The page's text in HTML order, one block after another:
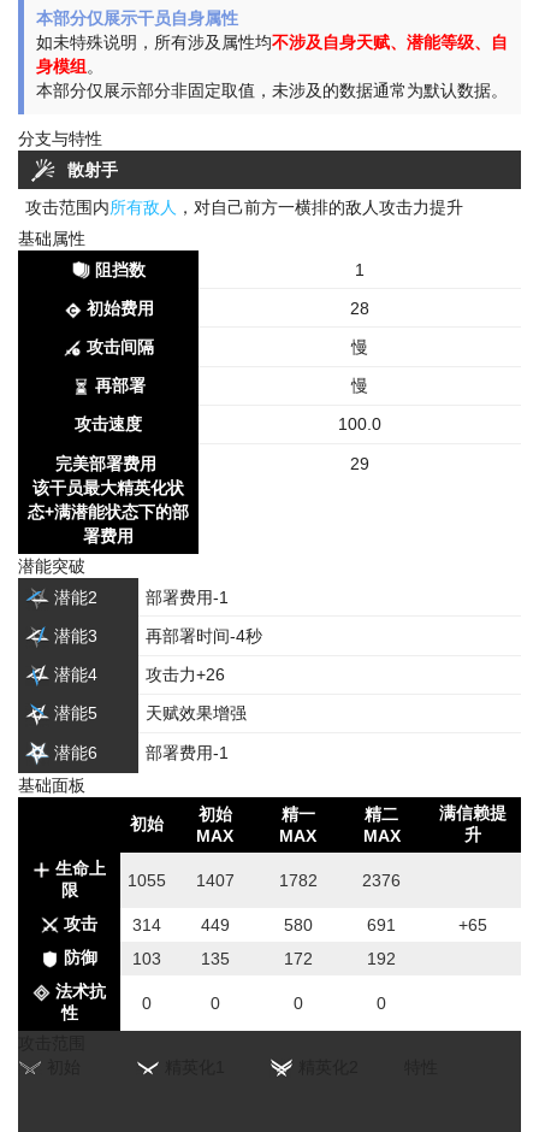
本部分仅展示干员自身属性
如未特殊说明，所有涉及属性均不涉及自身天赋、潜能等级、自
身模组 。
本部分仅展示部分非固定取值，未涉及的数据通常为默认数据。
分支与特性
散射手
攻击范围内所有敌人 ，对自己前方一横排的敌人攻击力提升
基础属性
阻挡数
1
初始费用 28
攻击间隔 慢
再部署 慢
攻击速度 100.0
完美部署费用
该干员最大精英化状
态+满潜能状态下的部
署费用
29
潜能突破
潜能2
部署费用-1
潜能3 再部署时间-4秒
潜能4 攻击力+26
潜能5 天赋效果增强
潜能6
部署费用-1
基础面板
初始
初始
MAX
精一
MAX
精二
MAX
满信赖提
升
生命上
限
1055 1407 1782 2376
攻击 314 449 580 691
+65
防御
103 135 172
192
法术抗
性
0 0 0 0